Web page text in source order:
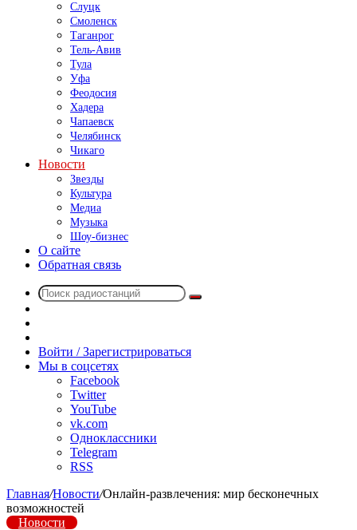
Слуцк
Смоленск
Таганрог
Тель-Авив
Тула
Уфа
Феодосия
Хадера
Чапаевск
Челябинск
Чикаго
Новости
Звезды
Культура
Медиа
Музыка
Шоу-бизнес
О сайте
Обратная связь
Поиск
радио
Войти / Зарегистрироваться
Мы в соцсетях
Facebook
Twitter
YouTube
vk.com
Одноклассники
Telegram
RSS
Главная/Новости/Онлайн-развлечения: мир бесконечных
возможностей
Новости